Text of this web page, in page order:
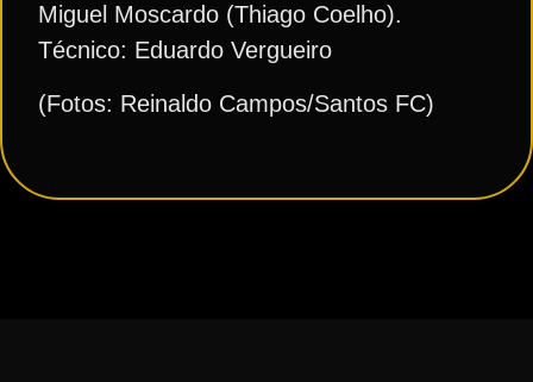
Miguel Moscardo (Thiago Coelho).
Técnico: Eduardo Vergueiro
(Fotos: Reinaldo Campos/Santos FC)